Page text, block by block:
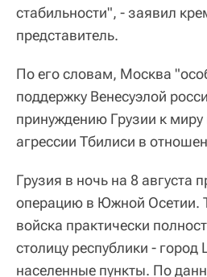
стабильности", - заявил
представитель.
По его словам, Москва
поддержку Венесуэлой
принуждению Грузии к миру
агрессии Тбилиси в
Грузия в ночь на 8 августа
операцию в Южной Осетии.
войска практически
столицу республики -
населенные пункты. По